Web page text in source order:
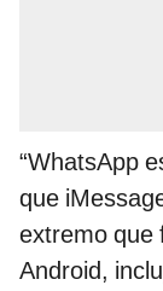
“WhatsApp
que
extremo que
Android,